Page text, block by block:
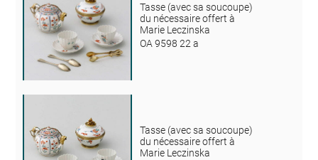
Tasse (avec sa soucoupe)
du nécessaire offert à
Marie Leczinska
OA 9598 22 a
Tasse (avec sa soucoupe)
du nécessaire offert à
Marie Leczinska